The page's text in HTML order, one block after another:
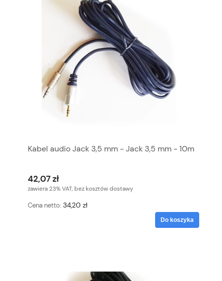
Kabel audio Jack 3,5 mm - Jack 3,5 mm - 10m
42,07 zł
zawiera 23% VAT, bez kosztów dostawy
Cena netto: 34,20 zł
Do koszyka